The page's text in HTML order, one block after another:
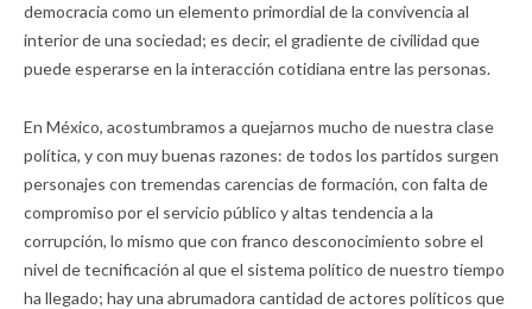
democracia como un elemento primordial de la convivencia al
interior de una sociedad; es decir, el gradiente de civilidad que
puede esperarse en la interacción cotidiana entre las personas.
En México, acostumbramos a quejarnos mucho de nuestra clase
política, y con muy buenas razones: de todos los partidos surgen
personajes con tremendas carencias de formación, con falta de
compromiso por el servicio público y altas tendencia a la
corrupción, lo mismo que con franco desconocimiento sobre el
nivel de tecnificación al que el sistema político de nuestro tiempo
ha llegado; hay una abrumadora cantidad de actores políticos que